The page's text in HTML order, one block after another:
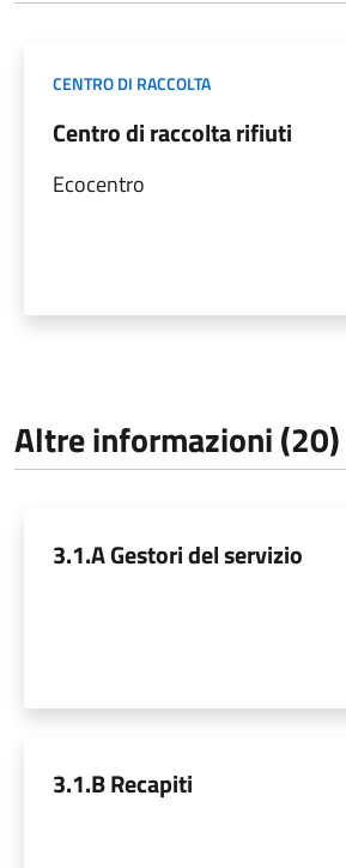
CENTRO DI RACCOLTA
Centro di raccolta rifiuti
Ecocentro
Altre informazioni (20)
3.1.A Gestori del servizio
3.1.B Recapiti